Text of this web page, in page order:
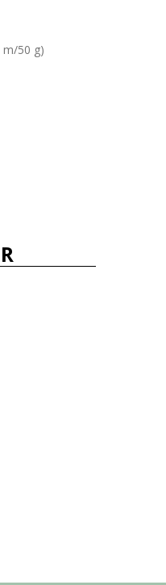
m/50 g)